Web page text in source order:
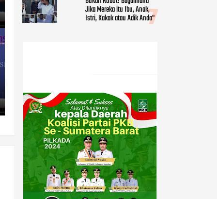
Jika Mereka itu Ibu, Anak,
Istri, Kakak atau Adik Anda"